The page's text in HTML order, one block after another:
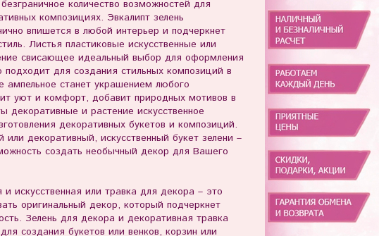
количество возможностей для
композициях. Эвкалипт зелень
впишется в любой интерьер и подчеркнет
Листья пластиковые искусственные или
свисающее идеальный выбор для оформления
для создания стильных композиций в
ампельное станет украшением любого
уют и комфорт, добавит природных мотивов в
декоративные и растение искусственное
декоративных букетов и композиций.
или декоративный, искусственный букет зелени –
создать необычный декор для Вашего
и искусственная или травка для декора – это
оригинальный декор, который подчеркнет
Зелень для декора и декоративная травка
создания букетов или венков, корзин или